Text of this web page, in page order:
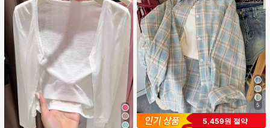
5
5,459원 절약